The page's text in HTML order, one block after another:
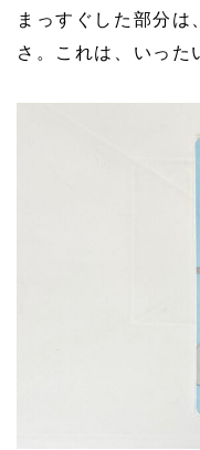
まっすぐした部分は
さ。これは、いった